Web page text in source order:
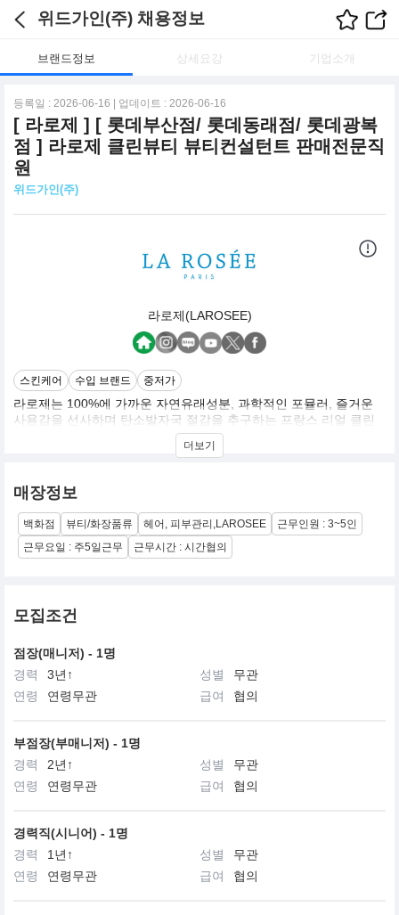
위드가인(주) 채용정보
브랜드정보 상세요강 기업소개
등록일 : 2026-06-16 | 업데이트 : 2026-06-16
[ 라로제 ] [ 롯데부산점/ 롯데동래점/ 롯데광복
점 ] 라로제 클린뷰티 뷰티컨설턴트 판매전문직
원
위드가인(주)
라로제(LAROSEE)
스킨케어 수입 브랜드 중저가
라로제는 100%에 가까운 자연유래성분, 과학적인 포뮬러, 즐거운
사용감을 선사하며 탄소발자국 절감을 추구하는 프랑스 리얼 클린
더보기
매장정보
백화점 뷰티/화장품류 헤어, 피부관리,LAROSEE
근무인원 : 3~5인
근무요일 : 주5일근무
근무시간 : 시간협의
모집조건
점장(매니저) - 1명
경력
3년↑ 성별
무관
연령
연령무관 급여 협의
부점장(부매니저) - 1명
경력
2년↑ 성별
무관
연령
연령무관 급여 협의
경력직(시니어) - 1명
경력
1년↑ 성별
무관
연령
연령무관 급여 협의